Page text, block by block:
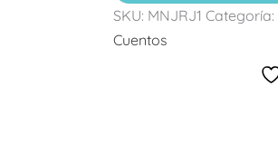
SKU: MNJRJ1 Categoría:
Cuentos